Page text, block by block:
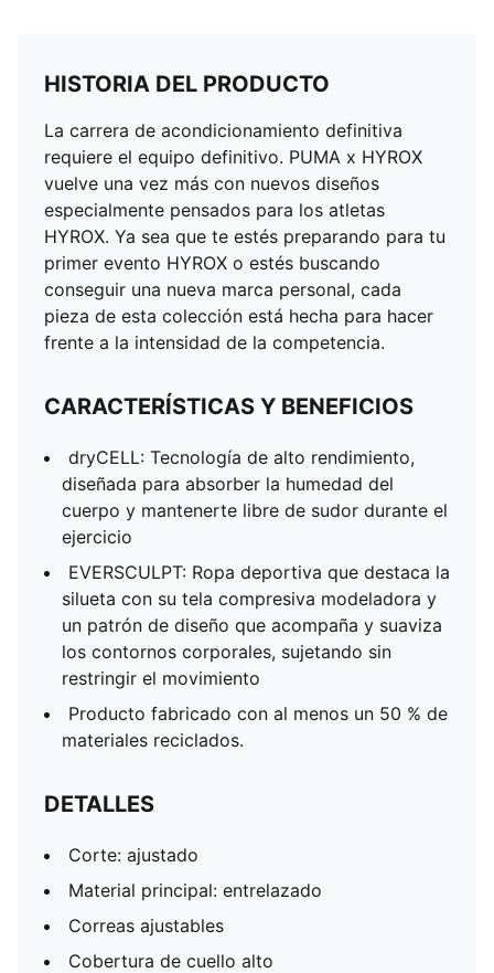
HISTORIA DEL PRODUCTO
La carrera de acondicionamiento definitiva
requiere el equipo definitivo. PUMA x HYROX
vuelve una vez más con nuevos diseños
especialmente pensados para los atletas
HYROX. Ya sea que te estés preparando para tu
primer evento HYROX o estés buscando
conseguir una nueva marca personal, cada
pieza de esta colección está hecha para hacer
frente a la intensidad de la competencia.
CARACTERÍSTICAS Y BENEFICIOS
dryCELL: Tecnología de alto rendimiento,
diseñada para absorber la humedad del
cuerpo y mantenerte libre de sudor durante el
ejercicio
EVERSCULPT: Ropa deportiva que destaca la
silueta con su tela compresiva modeladora y
un patrón de diseño que acompaña y suaviza
los contornos corporales, sujetando sin
restringir el movimiento
Producto fabricado con al menos un 50 % de
materiales reciclados.
DETALLES
Corte: ajustado
Material principal: entrelazado
Correas ajustables
Cobertura de cuello alto